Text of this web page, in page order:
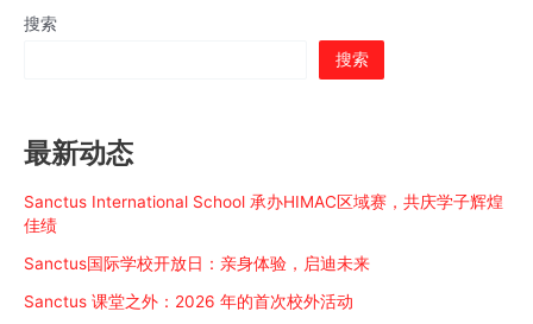
宝：
创
持
续
的
终
极
环
搜索
搜索
最新动态
Sanctus International School 承办HIMAC区域赛，共庆学子辉煌
佳绩
Sanctus国际学校开放日：亲身体验，启迪未来
Sanctus 课堂之外：2026 年的首次校外活动